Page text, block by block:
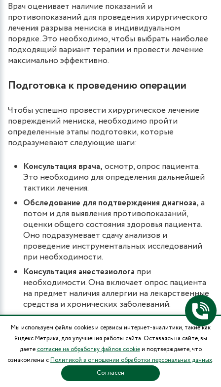
Врач оценивает наличие показаний и
противопоказаний для проведения хирургического
лечения разрыва мениска в индивидуальном
порядке. Это необходимо, чтобы выбрать наиболее
подходящий вариант терапии и провести лечение
максимально эффективно.
Подготовка к проведению операции
Чтобы успешно провести хирургическое лечение
повреждений мениска, необходимо пройти
определенные этапы подготовки, которые
подразумевают следующие шаги:
Консультация врача, осмотр, опрос пациента.
Это необходимо для определения дальнейшей
тактики лечения.
Обследование для подтверждения диагноза, а
потом и для выявления противопоказаний,
оценки общего состояния здоровья пациента.
Оно подразумевает сдачу анализов и
проведение инструментальных исследований
при необходимости.
Консультация анестезиолога при
необходимости. Она включает опрос пациента
на предмет наличия аллергии на лекарственные
средства и хронических заболеваний.
Для проведения консервативного или
хирургического лечения, а также подготовки к нему
необходимо обратиться в клинику «СОВА» в
Воронеже.Здесь можно выполнить все этапы
подготовки быстро и качественно, без длительного
Мы используем файлы cookies и сервисы интернет-аналитики, такие как
Яндекс.Метрика, для улучшения работы сайта. Оставаясь на сайте, вы
даете согласие на обработку файлов cookieи подтверждаете, что
ознакомлены сПолитикой в отношении обработки персональных данных.
Согласен